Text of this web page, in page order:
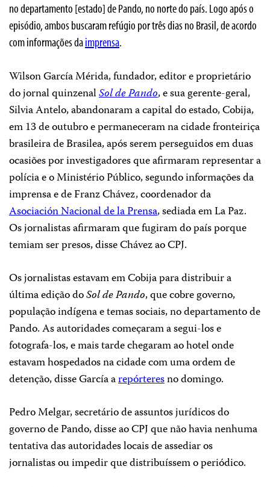
no departamento [estado] de Pando, no norte do país. Logo após o
episódio, ambos buscaram refúgio por três dias no Brasil, de acordo
com informações daimprensa.
Wilson García Mérida, fundador, editor e proprietário
do jornal quinzenalSol de Pando, e sua gerente-geral,
Silvia Antelo, abandonaram a capital do estado, Cobija,
em 13 de outubro e permaneceram na cidade fronteiriça
brasileira de Brasilea, após serem perseguidos em duas
ocasiões por investigadores que afirmaram representar a
polícia e o Ministério Público, segundo informações da
imprensa e de Franz Chávez, coordenador da
Asociación Nacional de la Prensa, sediada em La Paz.
Os jornalistas afirmaram que fugiram do país porque
temiam ser presos, disse Chávez ao CPJ.
Os jornalistas estavam em Cobija para distribuir a
última edição doSol de Pando, que cobre governo,
população indígena e temas sociais, no departamento de
Pando. As autoridades começaram a segui-los e
fotografa-los, e mais tarde chegaram ao hotel onde
estavam hospedados na cidade com uma ordem de
detenção, disse García arepórteresno domingo.
Pedro Melgar, secretário de assuntos jurídicos do
governo de Pando, disse ao CPJ que não havia nenhuma
tentativa das autoridades locais de assediar os
jornalistas ou impedir que distribuíssem o periódico.